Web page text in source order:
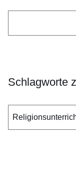
Schlagworte